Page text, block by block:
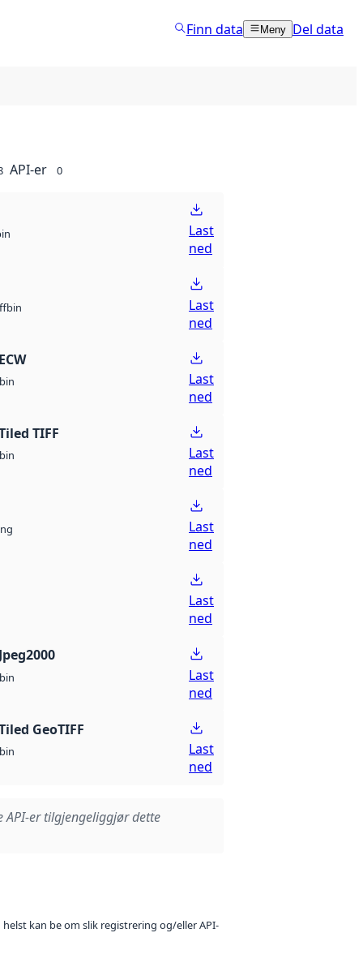
Finn data Meny Del data
API-er 0
Last
ned
bin
Last
ned
bin
Last
ned
TIFF
bin
Last
ned
Last
ned
Last
ned
bin
Last
ned
GeoTIFF
bin
Last
ned
API-er tilgjengeliggjør dette
kan be om slik registrering og/eller API-